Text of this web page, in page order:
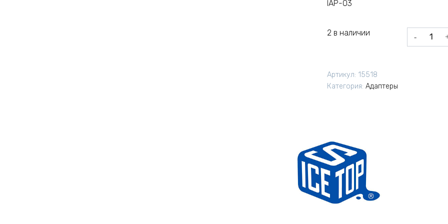
IAP-03
2 в наличии
Количество
товара
Артикул: 15518
Категория: Адаптеры